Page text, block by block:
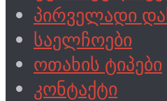
პირველადი
საელჩოები
ოთახის ტიპები
კონტაქტი